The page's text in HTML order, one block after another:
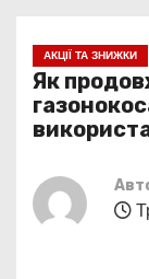
АКЦІЇ ТА ЗНИЖКИ
Як